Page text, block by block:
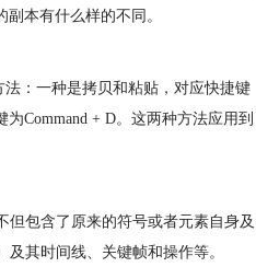
本有什么样的不同。
：一种是拷贝和粘贴，对应快捷键
Command + D。这两种方法应用到
但包含了原来的符号或者元素自身及
其时间线、关键帧和操作等。